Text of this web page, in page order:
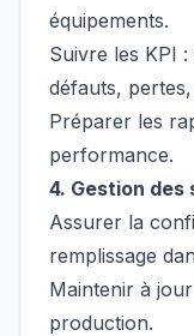
équipements.
Suivre les KPI
défauts,
Préparer les
performance.
4. Gestion
Assurer la
remplissage
Maintenir à
production.